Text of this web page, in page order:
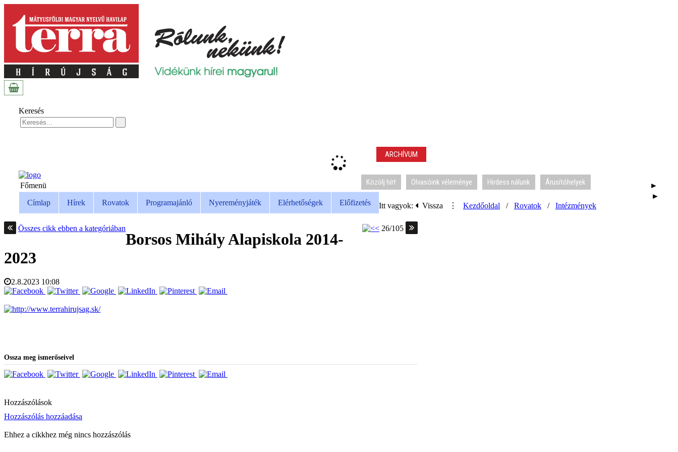
Keresés
Főmenü
►
►
ARCHÍVUM
Közölj hírt Olvasóink véleménye Hirdess nálunk Árusítóhelyek
Címlap Hírek Rovatok Programajánló Nyereményjáték Elérhetőségek Előfizetés Itt vagyok: Vissza ⋮ Kezdőoldal / Rovatok / Intézmények
Összes cikk ebben a kategóriában 26/105
Borsos Mihály Alapiskola 2014-
2023
2.8.2023 10:08
Ossza meg ismerőseivel
Hozzászólások
Hozzászólás hozzáadása
Ehhez a cikkhez még nincs hozzászólás